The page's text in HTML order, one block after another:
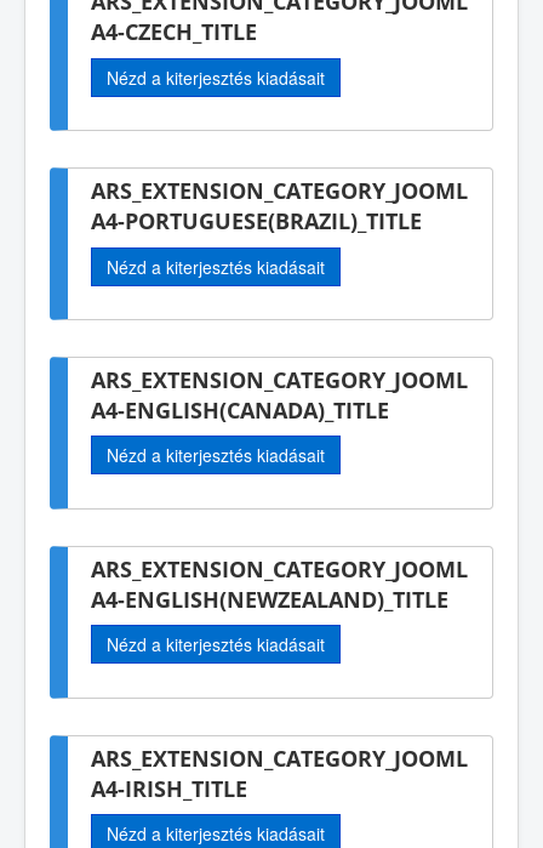
A4-CZECH_TITLE
Nézd a kiterjesztés kiadásait
ARS_EXTENSION_CATEGORY_JOOML
A4-PORTUGUESE(BRAZIL)_TITLE
Nézd a kiterjesztés kiadásait
ARS_EXTENSION_CATEGORY_JOOML
A4-ENGLISH(CANADA)_TITLE
Nézd a kiterjesztés kiadásait
ARS_EXTENSION_CATEGORY_JOOML
A4-ENGLISH(NEWZEALAND)_TITLE
Nézd a kiterjesztés kiadásait
ARS_EXTENSION_CATEGORY_JOOML
A4-IRISH_TITLE
Nézd a kiterjesztés kiadásait